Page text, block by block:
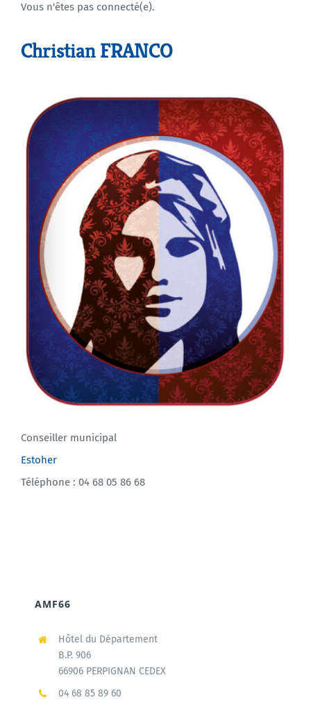
Agenda
Vous n'êtes pas connecté(e).
Christian FRANCO
Conseiller municipal
Estoher
Téléphone : 04 68 05 86 68
AMF66
Hôtel du Département
B.P. 906
66906 PERPIGNAN CEDEX
04 68 85 89 60